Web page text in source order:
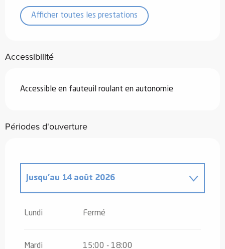
Afficher toutes les prestations
Accessibilité
Accessible en fauteuil roulant en autonomie
Périodes d'ouverture
Jusqu'au 14 août 2026
au31 octobre 2026
2026
Lundi Fermé
Mardi 15:00 - 18:00